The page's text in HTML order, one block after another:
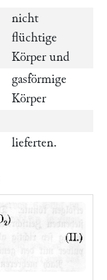
nicht
flüchtige
Körper und
gasförmige
Körper
lieferten.